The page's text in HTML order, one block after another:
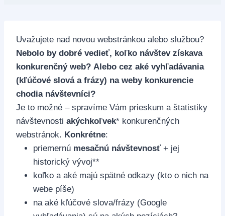
Uvažujete nad novou webstránkou alebo službou?
Nebolo by dobré vedieť, koľko návštev získava
konkurenčný web? Alebo cez aké vyhľadávania
(kľúčové slová a frázy) na weby konkurencie
chodia návštevníci?
Je to možné – spravíme Vám prieskum a štatistiky
návštevnosti akýchkoľvek* konkurenčných
webstránok. Konkrétne:
priemernú mesačnú návštevnosť + jej
historický vývoj**
koľko a aké majú spätné odkazy (kto o nich na
webe píše)
na aké kľúčové slova/frázy (Google